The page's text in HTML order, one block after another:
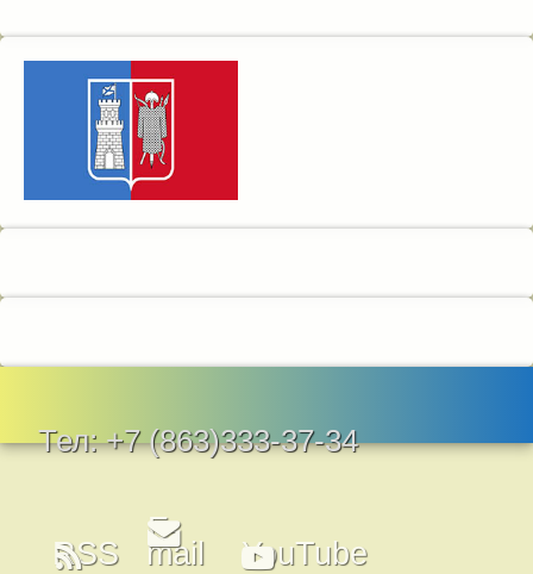
Тел:+7 (863)333-37-34
RSS
E-
mail YouTube